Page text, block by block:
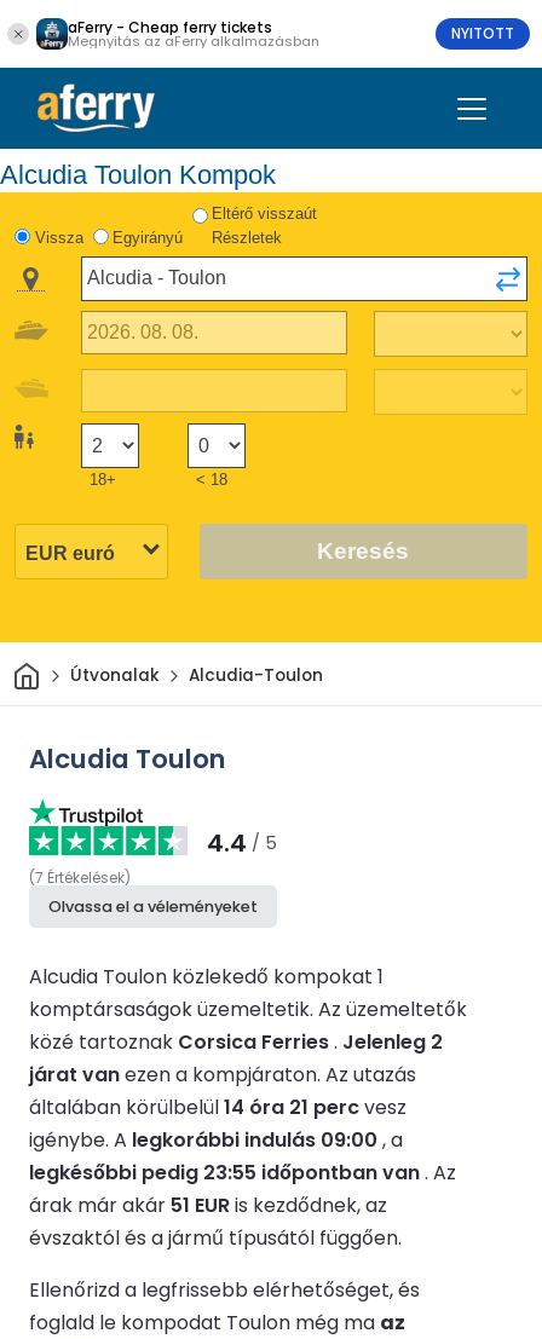
aFerry - Cheap ferry tickets
Megnyitás az aFerry alkalmazásban NYITOTT
Alcudia Toulon Kompok
Vissza Egyirányú
Eltérő visszaút
Részletek
18+ < 18
Keresés
Otthon
Útvonalak Alcudia-Toulon
Alcudia Toulon
4.4 / 5
(7 Értékelések)
Olvassa el a véleményeket
Alcudia Toulon közlekedő kompokat 1
komptársaságok üzemeltetik. Az üzemeltetők
közé tartoznak Corsica Ferries. Jelenleg 2
járat vanezen a kompjáraton. Az utazás
általában körülbelül14 óra 21 percvesz
igénybe. A legkorábbi indulás 09:00 , a
legkésőbbi pedig 23:55 időpontban van. Az
árak már akár 51 EURis kezdődnek, az
évszaktól és a jármű típusától függően.
Ellenőrizd a legfrissebb elérhetőséget, és
foglald le kompodat Toulon még ma az